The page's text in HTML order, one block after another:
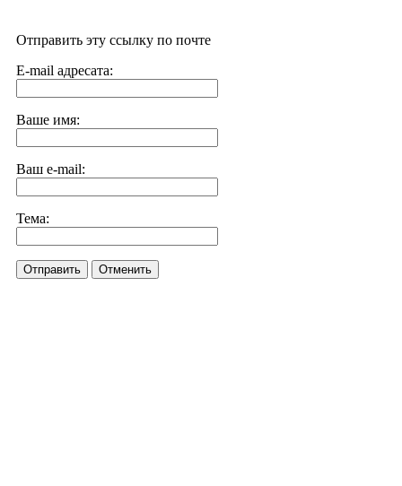
Отправить эту ссылку по почте
E-mail адресата:
Ваше имя:
Ваш e-mail:
Тема:
Отправить Отменить